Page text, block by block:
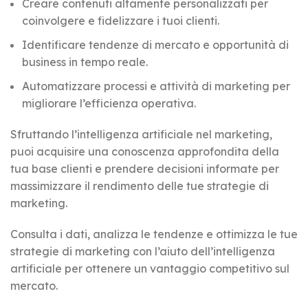
Creare contenuti altamente personalizzati per
coinvolgere e fidelizzare i tuoi clienti.
Identificare tendenze di mercato e opportunità di
business in tempo reale.
Automatizzare processi e attività di marketing per
migliorare l’efficienza operativa.
Sfruttando l’intelligenza artificiale nel marketing,
puoi acquisire una conoscenza approfondita della
tua base clienti e prendere decisioni informate per
massimizzare il rendimento delle tue strategie di
marketing.
Consulta i dati, analizza le tendenze e ottimizza le tue
strategie di marketing con l’aiuto dell’intelligenza
artificiale per ottenere un vantaggio competitivo sul
mercato.